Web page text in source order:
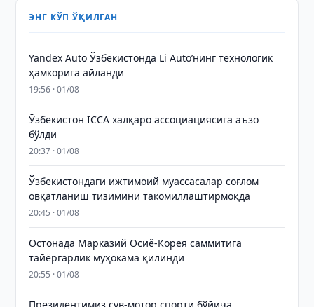
ЭНГ КЎП ЎҚИЛГАН
Yandex Auto Ўзбекистонда Li Auto’нинг технологик
ҳамкорига айланди
19:56 · 01/08
Ўзбекистон ICCA халқаро ассоциациясига аъзо
бўлди
20:37 · 01/08
Ўзбекистондаги ижтимоий муассасалар соғлом
овқатланиш тизимини такомиллаштирмоқда
20:45 · 01/08
Остонада Марказий Осиё-Корея саммитига
тайёргарлик муҳокама қилинди
20:55 · 01/08